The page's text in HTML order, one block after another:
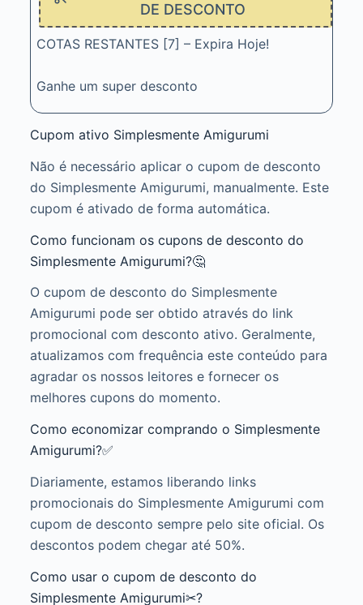
DE DESCONTO
COTAS RESTANTES [7] – Expira Hoje!
Ganhe um super desconto
Cupom ativo Simplesmente Amigurumi
Não é necessário aplicar o cupom de desconto
do Simplesmente Amigurumi, manualmente. Este
cupom é ativado de forma automática.
Como funcionam os cupons de desconto do
Simplesmente Amigurumi?🤔
O cupom de desconto do Simplesmente
Amigurumi pode ser obtido através do link
promocional com desconto ativo. Geralmente,
atualizamos com frequência este conteúdo para
agradar os nossos leitores e fornecer os
melhores cupons do momento.
Como economizar comprando o Simplesmente
Amigurumi?✅
Diariamente, estamos liberando links
promocionais do Simplesmente Amigurumi com
cupom de desconto sempre pelo site oficial. Os
descontos podem chegar até 50%.
Como usar o cupom de desconto do
Simplesmente Amigurumi✂?